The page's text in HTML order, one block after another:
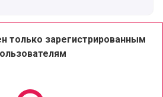
только зарегистрированным